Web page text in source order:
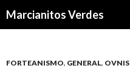
Marcianitos Verdes
FORTEANISMO, GENERAL, OVNIS